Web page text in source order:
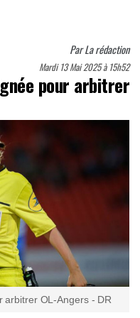
ParLa rédaction
Mardi 13 Mai 2025 à 15h52
pour arbitrer
arbitrer OL-Angers - DR